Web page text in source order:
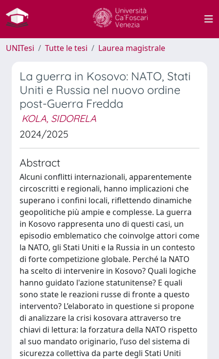
UNITesi Tutte le tesi Laurea magistrale
La guerra in Kosovo: NATO, Stati
Uniti e Russia nel nuovo ordine
post-Guerra Fredda
KOLA, SIDORELA
2024/2025
Abstract
Alcuni conflitti internazionali, apparentemente
circoscritti e regionali, hanno implicazioni che
superano i confini locali, riflettendo dinamiche
geopolitiche più ampie e complesse. La guerra
in Kosovo rappresenta uno di questi casi, un
episodio emblematico che coinvolge attori come
la NATO, gli Stati Uniti e la Russia in un contesto
di forte competizione globale. Perché la NATO
ha scelto di intervenire in Kosovo? Quali logiche
hanno guidato l'azione statunitense? E quali
sono state le reazioni russe di fronte a questo
intervento? L’elaborato in questione si propone
di analizzare la crisi kosovara attraverso tre
chiavi di lettura: la forzatura della NATO rispetto
al suo mandato originario, l’uso del sistema di
sicurezza collettiva da parte degli Stati Uniti